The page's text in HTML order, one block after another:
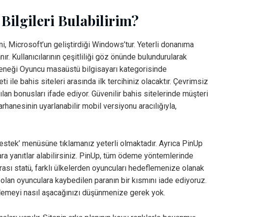
Bilgileri Bulabilirim?
Microsoft’un geliştirdiği Windows’tur. Yeterli donanıma
Kullanıcılarının çeşitliliği göz önünde bulundurularak
Oyuncu masaüstü bilgisayarı kategorisinde
ile bahis siteleri arasında ilk tercihiniz olacaktır. Çevrimsiz
bonusları ifade ediyor. Güvenilir bahis sitelerinde müşteri
uyarlanabilir mobil versiyonu aracılığıyla,
menüsüne tıklamanız yeterli olmaktadır. Ayrıca PinUp
yanıtlar alabilirsiniz. PinUp, tüm ödeme yöntemlerinde
statü, farklı ülkelerden oyuncuları hedeflemenize olanak
oyunculara kaybedilen paranın bir kısmını iade ediyoruz.
nasıl aşacağınızı düşünmenize gerek yok.